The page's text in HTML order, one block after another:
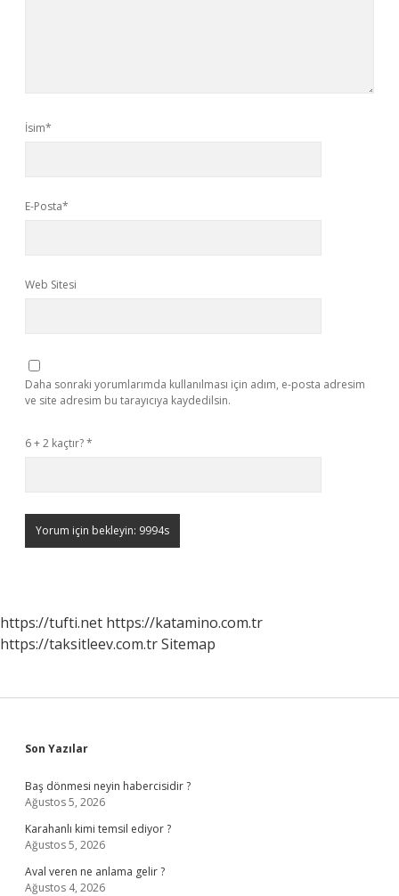
İsim*
E-Posta*
Web Sitesi
Daha sonraki yorumlarımda kullanılması için adım, e-posta adresim
ve site adresim bu tarayıcıya kaydedilsin.
6 + 2 kaçtır?*
https://tufti.net https://katamino.com.tr
https://taksitleev.com.trSitemap
Sidebar
Son Yazılar
Baş dönmesi neyin habercisidir ?
Ağustos 5, 2026
Karahanlı kimi temsil ediyor ?
Ağustos 5, 2026
Aval veren ne anlama gelir ?
Ağustos 4, 2026